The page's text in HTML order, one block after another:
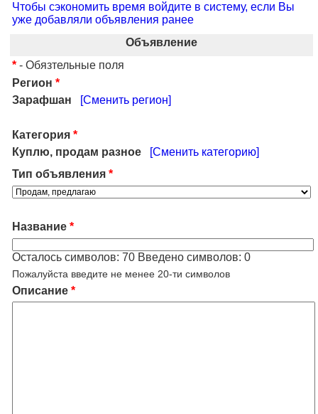
Чтобы сэкономить время войдите в систему, если Вы
уже добавляли объявления ранее
Объявление
* - Обязтельные поля
Регион *
Зарафшан
[Сменить регион]
Категория *
Куплю, продам разное
[Сменить категорию]
Тип объявления *
Название *
Осталось символов: 70 Введено символов: 0
Пожалуйста введите не менее 20-ти символов
Описание *